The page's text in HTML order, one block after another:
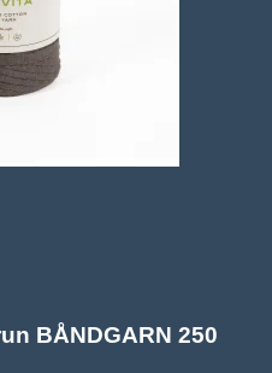
BÅNDGARN 250